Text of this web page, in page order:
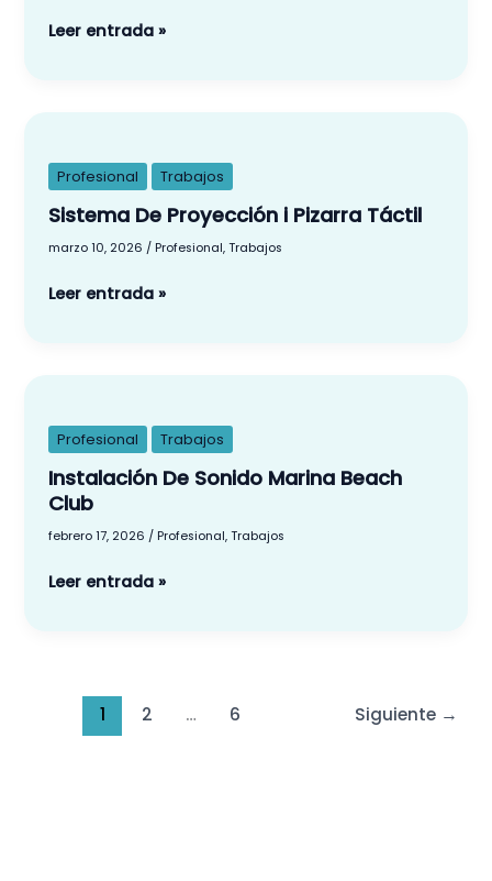
Leer entrada »
Profesional Trabajos
Sistema De Proyección i Pizarra Táctil
marzo 10, 2026 / Profesional,Trabajos
Proyección
i
Táctil
Leer entrada »
Profesional Trabajos
Instalación De Sonido Marina Beach
Club
febrero 17, 2026 / Profesional,Trabajos
Sonido
Marina
Beach
Leer entrada »
1 2 … 6 Siguiente →